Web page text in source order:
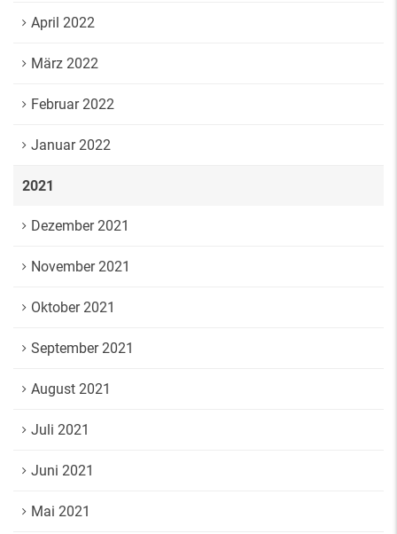
April 2022
März 2022
Februar 2022
Januar 2022
2021
Dezember 2021
November 2021
Oktober 2021
September 2021
August 2021
Juli 2021
Juni 2021
Mai 2021